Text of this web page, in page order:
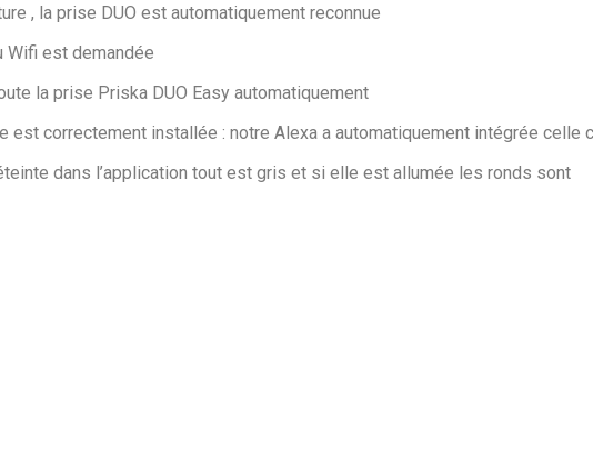
, la prise DUO est automatiquement reconnue
Wifi est demandée
la prise Priska DUO Easy automatiquement
est correctement installée : notre Alexa a automatiquement intégrée celle
dans l’application tout est gris et si elle est allumée les ronds sont